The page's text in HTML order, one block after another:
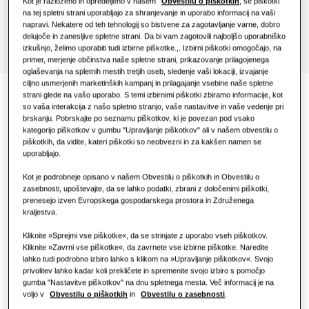
Restavracija
Pisarna
Trajnost
One SamsungDokumentacijo
Izjava o skladnosti
Download
Inteligentno upravljanje
na tej spletni strani uporabljajo za shranjevanje in uporabo informacij na vaši
napravi. Nekatere od teh tehnologij so bistvene za zagotavljanje varne, dobro
delujoče in zanesljive spletne strani. Da bi vam zagotovili najboljšo uporabniško
izkušnjo, želimo uporabiti tudi izbirne piškotke.,. Izbirni piškotki omogočajo, na
primer, merjenje občinstva naše spletne strani, prikazovanje prilagojenega
oglaševanja na spletnih mestih tretjih oseb, sledenje vaši lokaciji, izvajanje
ciljno usmerjenih marketinških kampanj in prilagajanje vsebine naše spletne
strani glede na vašo uporabo. S temi izbirnimi piškotki zbiramo informacije, kot
so vaša interakcija z našo spletno stranjo, vaše nastavitve in vaše vedenje pri
brskanju. Pobrskajte po seznamu piškotkov, ki je povezan pod vsako
kategorijo piškotkov v gumbu "Upravljanje piškotkov" ali v našem obvestilu o
piškotkih, da vidite, kateri piškotki so neobvezni in za kakšen namen se
uporabljajo.
Kot je podrobneje opisano v našem Obvestilu o piškotkih in Obvestilu o
zasebnosti, upoštevajte, da se lahko podatki, zbrani z določenimi piškotki,
prenesejo izven Evropskega gospodarskega prostora in Združenega
kraljestva.
Kliknite »Sprejmi vse piškotke«, da se strinjate z uporabo vseh piškotkov.
Kliknite »Zavrni vse piškotke«, da zavrnete vse izbirne piškotke. Naredite
lahko tudi podrobno izbiro lahko s klikom na »Upravljanje piškotkov«. Svojo
privolitev lahko kadar koli prekličete in spremenite svojo izbiro s pomočjo
gumba "Nastavitve piškotkov" na dnu spletnega mesta. Več informacij je na
voljo v
Obvestilu o piškotkih in Obvestilu o zasebnosti.